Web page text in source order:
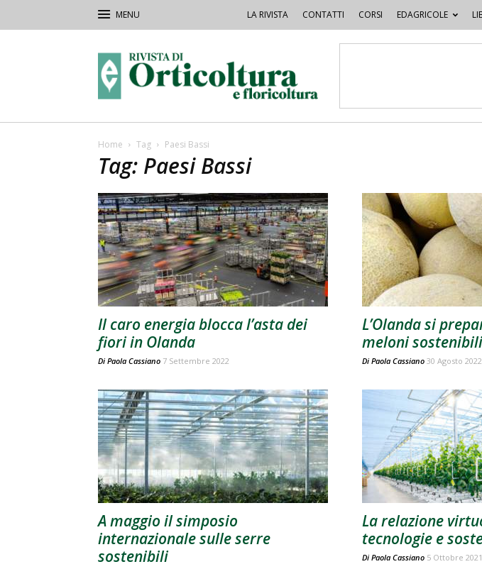
LA RIVISTA CONTATTI CORSI EDAGRICOLE
Orticoltura
Home Tag Paesi Bassi
Tag: Paesi Bassi
Il caro energia blocca l’asta dei
fiori in Olanda
Di Paola Cassiano 7 Settembre 2022
L’Olanda si
meloni sostenibili
Di Paola Cassiano 30 Agosto 2022
A maggio il simposio
internazionale sulle serre
sostenibili
La relazione
tecnologie e
Di Paola Cassiano 5 Ottobre 2021